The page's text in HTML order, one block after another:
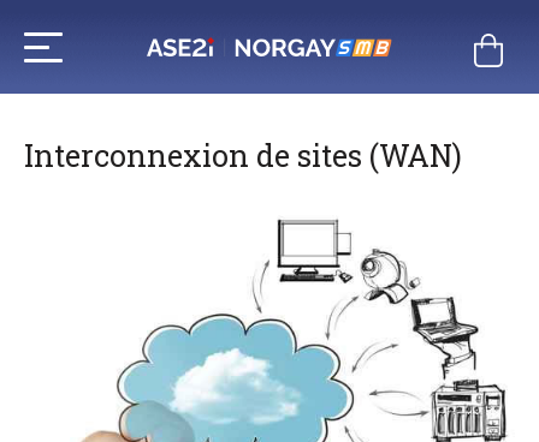
contenu
Interconnexion de sites (WAN)